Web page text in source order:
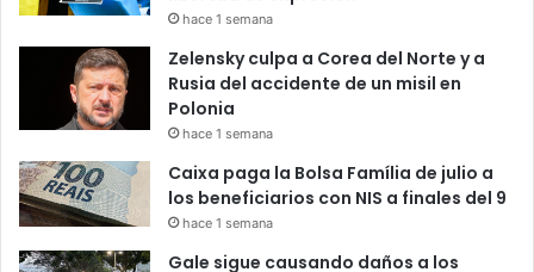
hace 1 semana
Zelensky culpa a Corea del Norte y a
Rusia del accidente de un misil en
Polonia
hace 1 semana
Caixa paga la Bolsa Família de julio a
los beneficiarios con NIS a finales del 9
hace 1 semana
Gale sigue causando daños a los